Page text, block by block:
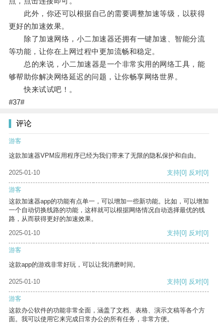
此外，你还可以根据自己的需要调整加速等级，以获得
更好的加速效果。
除了加速网络，小二加速器还拥有一键加速、智能分流
等功能，让你在上网过程中更加流畅和稳定。
总的来说，小二加速器是一个非常实用的网络工具，能
够帮助你解决网络延迟的问题，让你畅享网络世界。
快来试试吧！。
#37#
评论
游客
这款加速器VPM应用程序已经为我们带来了无限的隐私保护和自由。
2025-01-10 支持[0] 反对[0]
游客
这款加速器app的功能有点单一，可以增加一些新功能。比如，可以增加
一个自动切换线路的功能，这样就可以根据网络情况自动选择最优的线
路，从而获得更好的加速效果。
2025-01-10
支持[0] 反对[0]
游客
这款app的游戏非常好玩，可以让我消磨时间。
2025-01-10 支持[0] 反对[0]
游客
这款办公软件的功能非常全面，涵盖了文档、表格、演示文稿等各个方
面。我可以使用它来完成日常办公的所有任务，非常方便。